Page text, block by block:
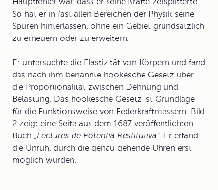
So hat er in fast allen Bereichen der Physik seine
Spuren hinterlassen, ohne ein Gebiet grundsätzlich
zu erneuern oder zu erweitern.
Er untersuchte die Elastizität von Körpern und fand
das nach ihm benannte hookesche Gesetz über
die Proportionalität zwischen Dehnung und
Belastung. Das hookesche Gesetz ist Grundlage
für die Funktionsweise von Federkraftmessern. Bild
2 zeigt eine Seite aus dem 1687 veröffentlichten
Buch „Lectures de Potentia Restitutiva“. Er erfand
die Unruh, durch die genau gehende Uhren erst
möglich wurden.